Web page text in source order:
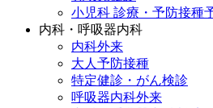
小児科 診療・予防接種
内科・呼吸器内科
内科外来
大人予防接種
特定健診・がん検診
呼吸器内科外来